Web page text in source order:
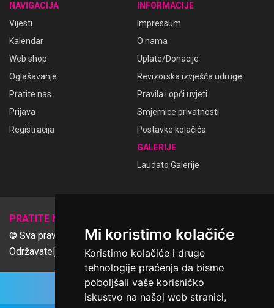
Mi koristimo kolačiće
Koristimo kolačiće i druge
tehnologije praćenja da bismo
poboljšali vaše korisničko
iskustvo na našoj web stranici,
NAVIGACIJA
Vijesti
Kalendar
Web shop
Oglašavanje
Pratite nas
Prijava
Registracija
INFORMACIJE
Impressum
O nama
Uplate/Donacije
Revizorska izvješća udruge
Pravila i opći uvjeti
Smjernice privatnosti
Postavke kolačića
GALERIJE
Laudato Galerije
PRATITE NAS
© Sva prava pridržana Udruga Ime dobrote
Održavatelj Netcom d.o.o., Riva 6, Rijeka